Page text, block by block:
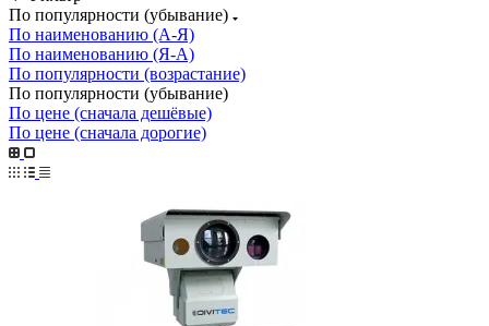
По популярности (убывание)
По наименованию (А-Я)
По наименованию (Я-А)
По популярности (возрастание)
По популярности (убывание)
По цене (сначала дешёвые)
По цене (сначала дорогие)